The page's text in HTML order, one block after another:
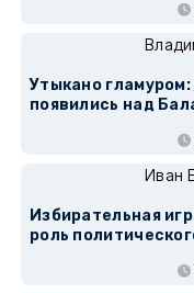
Утыкано
появились над
Иван
Избирательная
роль